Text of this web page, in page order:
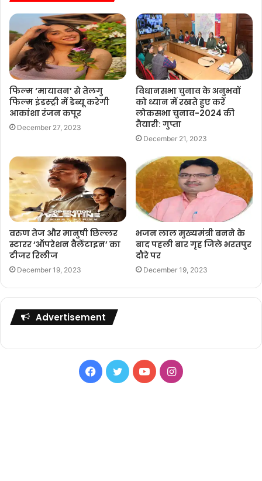
फिल्म ‘मायावन’ से तेलगु
फिल्म इंडस्ट्री में डेब्यू करेगी
आकांशा रंजन कपूर
December 27, 2023
विधानसभा चुनाव के अनुभवों
को ध्यान में रखते हुए करें
लोकसभा चुनाव-2024 की
तैयारी: गुप्ता
December 21, 2023
वरुण तेज और मानुषी छिल्लर
स्टारर ‘ऑपरेशन वैलेंटाइन’ का
टीजर रिलीज
December 19, 2023
भजन लाल मुख्यमंत्री बनने के
बाद पहली बार गृह जिले भरतपुर
दौरे पर
December 19, 2023
Advertisement
Facebook
TwitterYouTubeInstagram